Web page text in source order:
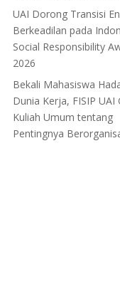
UAI Dorong Transisi
Berkeadilan pada
Social Responsibility
2026
Bekali Mahasiswa
Dunia Kerja, FISIP UAI
Kuliah Umum tentang
Pentingnya